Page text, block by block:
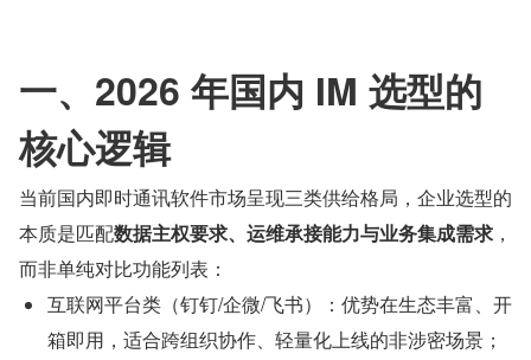
一、2026 年国内 IM 选型的
核心逻辑
当前国内即时通讯软件市场呈现三类供给格局，企业选型的
本质是匹配数据主权要求、运维承接能力与业务集成需求 ，
而非单纯对比功能列表：
互联网平台类（钉钉/企微/飞书）：优势在生态丰富、开
箱即用，适合跨组织协作、轻量化上线的非涉密场景；